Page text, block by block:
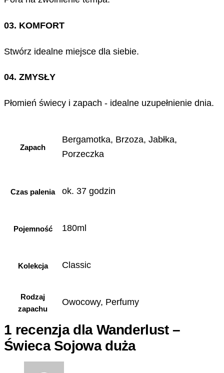
03. KOMFORT
Stwórz idealne miejsce dla siebie.
04. ZMYSŁY
Płomień świecy i zapach - idealne uzupełnienie dnia.
Zapach
Bergamotka, Brzoza, Jabłka,
Porzeczka
Czas palenia ok. 37 godzin
Pojemność 180ml
Kolekcja Classic
Rodzaj
zapachu
Owocowy, Perfumy
1 recenzja dla Wanderlust –
Świeca Sojowa duża